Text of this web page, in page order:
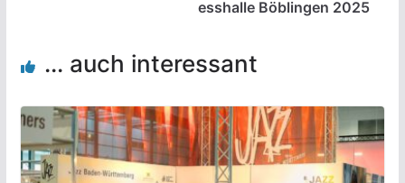
esshalle Böblingen 2025
... auch interessant